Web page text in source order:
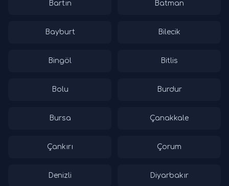
Bartın Batman
Bayburt Bilecik
Bingöl Bitlis
Bolu Burdur
Bursa Çanakkale
Çankırı Çorum
Denizli Diyarbakır